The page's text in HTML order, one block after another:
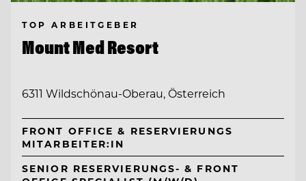
TOP ARBEITGEBER
Mount Med Resort
6311 Wildschönau-Oberau, Österreich
FRONT OFFICE & RESERVIERUNGS
MITARBEITER:IN
SENIOR RESERVIERUNGS- & FRONT